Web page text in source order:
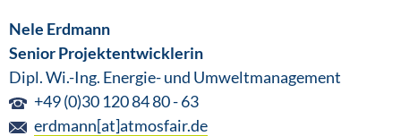
Nele Erdmann
Senior Projektentwicklerin
Dipl. Wi.-Ing. Energie- und Umweltmanagement
+49 (0)30 120 84 80 - 63
erdmann[at]atmosfair.de